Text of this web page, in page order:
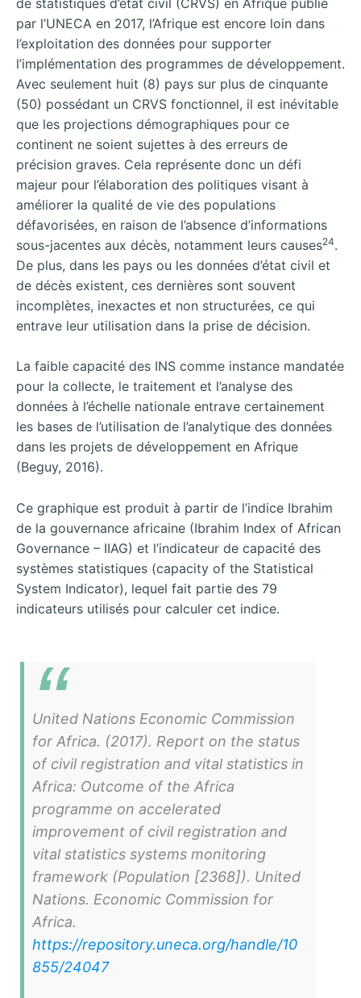
par l’UNECA en 2017, l’Afrique est encore loin dans
l’exploitation des données pour supporter
l’implémentation des programmes de développement.
Avec seulement huit (8) pays sur plus de cinquante
(50) possédant un CRVS fonctionnel, il est inévitable
que les projections démographiques pour ce
continent ne soient sujettes à des erreurs de
précision graves. Cela représente donc un défi
majeur pour l’élaboration des politiques visant à
améliorer la qualité de vie des populations
défavorisées, en raison de l’absence d’informations
sous-jacentes aux décès, notamment leurs causes24.
De plus, dans les pays ou les données d’état civil et
de décès existent, ces dernières sont souvent
incomplètes, inexactes et non structurées, ce qui
entrave leur utilisation dans la prise de décision.
La faible capacité des INS comme instance mandatée
pour la collecte, le traitement et l’analyse des
données à l’échelle nationale entrave certainement
les bases de l’utilisation de l’analytique des données
dans les projets de développement en Afrique
(Beguy, 2016).
Ce graphique est produit à partir de l’indice Ibrahim
de la gouvernance africaine (Ibrahim Index of African
Governance – IIAG) et l’indicateur de capacité des
systèmes statistiques (capacity of the Statistical
System Indicator), lequel fait partie des 79
indicateurs utilisés pour calculer cet indice.
United Nations Economic Commission
for Africa. (2017). Report on the status
of civil registration and vital statistics in
Africa: Outcome of the Africa
programme on accelerated
improvement of civil registration and
vital statistics systems monitoring
framework (Population [2368]). United
Nations. Economic Commission for
Africa.
https://repository.uneca.org/handle/10
855/24047